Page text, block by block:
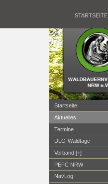
STARTSEITE
Startseite
Aktuelles
Termine
DLG-Waldtage
Verband [+]
PEFC NRW
NavLog